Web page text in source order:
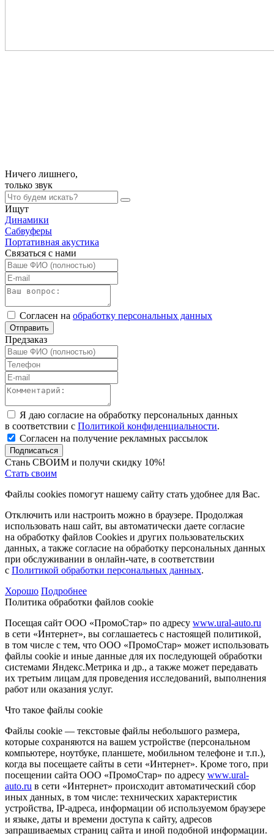
Ничего лишнего,
только звук
Ищут
Динамики
Сабвуферы
Портативная акустика
Связаться с нами
Согласен на обработку персональных данных
Отправить
Предзаказ
Я даю согласие на обработку персональных данных
в соответствии с Политикой конфиденциальности.
Согласен на получение рекламных рассылок
Подписаться
Стань СВОИМ и получи скидку 10%!
Стать своим
Файлы cookies помогут нашему сайту стать удобнее для Вас.
Отключить или настроить можно в браузере. Продолжая
использовать наш сайт, вы автоматически даете согласие
на обработку файлов Cookies и других пользовательских
данных, а также согласие на обработку персональных данных
при обслуживании в онлайн-чате, в соответствии
с Политикой обработки персональных данных.
Хорошо Подробнее
Политика обработки файлов cookie
Посещая сайт ООО «ПромоСтар» по адресу www.ural-auto.ru
в сети «Интернет», вы соглашаетесь с настоящей политикой,
в том числе с тем, что ООО «ПромоСтар» может использовать
файлы cookie и иные данные для их последующей обработки
системами Яндекс.Метрика и др., а также может передавать
их третьим лицам для проведения исследований, выполнения
работ или оказания услуг.
Что такое файлы cookie
Файлы cookie — текстовые файлы небольшого размера,
которые сохраняются на вашем устройстве (персональном
компьютере, ноутбуке, планшете, мобильном телефоне и т.п.),
когда вы посещаете сайты в сети «Интернет». Кроме того, при
посещении сайта ООО «ПромоСтар» по адресу www.ural-
auto.ru в сети «Интернет» происходит автоматический сбор
иных данных, в том числе: технических характеристик
устройства, IP-адреса, информации об используемом браузере
и языке, даты и времени доступа к сайту, адресов
запрашиваемых страниц сайта и иной подобной информации.